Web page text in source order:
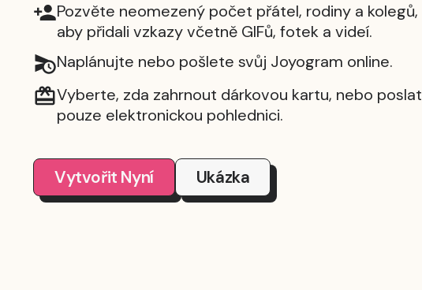
Pozvěte neomezený počet přátel, rodiny a kolegů,
aby přidali vzkazy včetně GIFů, fotek a videí.
Naplánujte nebo pošlete svůj Joyogram online.
Vyberte, zda zahrnout dárkovou kartu, nebo poslat
pouze elektronickou pohlednici.
Vytvořit Nyní Ukázka